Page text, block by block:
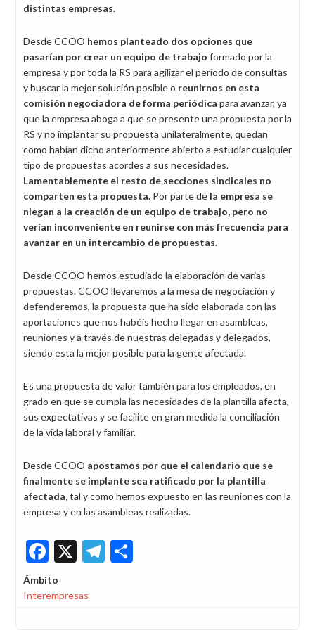
distintas empresas.
Desde CCOO hemos planteado dos opciones que
pasarían por crear un equipo de trabajo formado por la
empresa y por toda la RS para agilizar el período de consultas
y buscar la mejor solución posible o reunirnos en esta
comisión negociadora de forma periódica para avanzar, ya
que la empresa aboga a que se presente una propuesta por la
RS y no implantar su propuesta unilateralmente, quedan
como habían dicho anteriormente abierto a estudiar cualquier
tipo de propuestas acordes a sus necesidades.
Lamentablemente el resto de secciones sindicales no
comparten esta propuesta. Por parte de la empresa se
niegan a la creación de un equipo de trabajo, pero no
verían inconveniente en reunirse con más frecuencia para
avanzar en un intercambio de propuestas.
Desde CCOO hemos estudiado la elaboración de varias
propuestas. CCOO llevaremos a la mesa de negociación y
defenderemos, la propuesta que ha sido elaborada con las
aportaciones que nos habéis hecho llegar en asambleas,
reuniones y a través de nuestras delegadas y delegados,
siendo esta la mejor posible para la gente afectada.
Es una propuesta de valor también para los empleados, en
grado en que se cumpla las necesidades de la plantilla afecta,
sus expectativas y se facilite en gran medida la conciliación
de la vida laboral y familiar.
Desde CCOO apostamos por que el calendario que se
finalmente se implante sea ratificado por la plantilla
afectada,tal y como hemos expuesto en las reuniones con la
empresa y en las asambleas realizadas.
Facebook
X Telegram
Ámbito
Interempresas